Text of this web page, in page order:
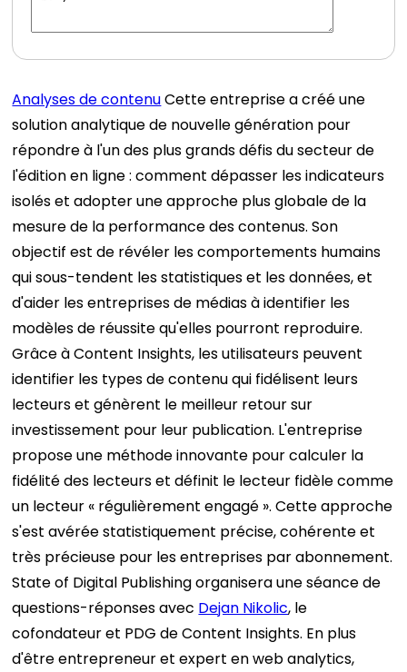
Analyses de contenuCette entreprise a créé une
solution analytique de nouvelle génération pour
répondre à l'un des plus grands défis du secteur de
l'édition en ligne : comment dépasser les indicateurs
isolés et adopter une approche plus globale de la
mesure de la performance des contenus. Son
objectif est de révéler les comportements humains
qui sous-tendent les statistiques et les données, et
d'aider les entreprises de médias à identifier les
modèles de réussite qu'elles pourront reproduire.
Grâce à Content Insights, les utilisateurs peuvent
identifier les types de contenu qui fidélisent leurs
lecteurs et génèrent le meilleur retour sur
investissement pour leur publication. L'entreprise
propose une méthode innovante pour calculer la
fidélité des lecteurs et définit le lecteur fidèle comme
un lecteur « régulièrement engagé ». Cette approche
s'est avérée statistiquement précise, cohérente et
très précieuse pour les entreprises par abonnement.
State of Digital Publishing organisera une séance de
questions-réponses avec Dejan Nikolic, le
cofondateur et PDG de Content Insights. En plus
d'être entrepreneur et expert en web analytics,